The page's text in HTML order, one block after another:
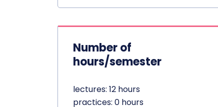
Number of
hours/semester
lectures: 12 hours
practices: 0 hours